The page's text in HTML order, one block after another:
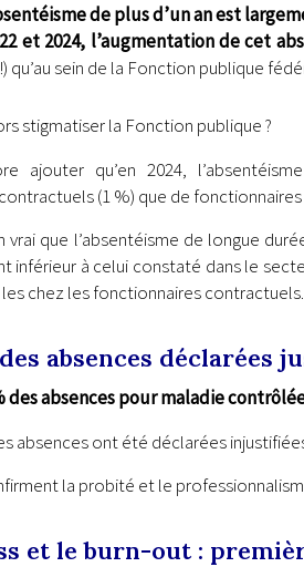
de plus d’un an est
et 2024, l’augmentation de cet
qu’au sein de la Fonction publique
stigmatiser la Fonction publique ?
ajouter qu’en 2024,
(1 %) que de
vrai que l’absentéisme de longue
inférieur à celui constaté dans le
chez les fonctionnaires contractuels.
absences déclarées
des absences pour maladie
absences ont été déclarées
la probité et le
et le burn-out :